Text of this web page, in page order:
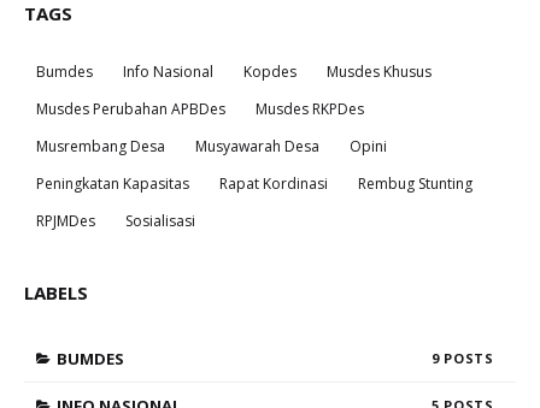
TAGS
Bumdes Info Nasional Kopdes
Musdes Khusus
Musdes Perubahan APBDes
Musdes RKPDes
Musrembang Desa
Musyawarah Desa
Opini
Peningkatan Kapasitas
Rapat Kordinasi
Rembug Stunting
RPJMDes
Sosialisasi
LABELS
BUMDES 9